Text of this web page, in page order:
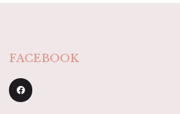
FACEBOOK